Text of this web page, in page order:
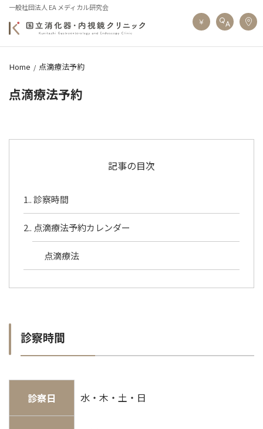
一般社団法人 EA メディカル研究会
Home 点滴療法予約
点滴療法予約
記事の目次
1. 診察時間
2. 点滴療法予約カレンダー
点滴療法
診察時間
診察日 水・木・土・日